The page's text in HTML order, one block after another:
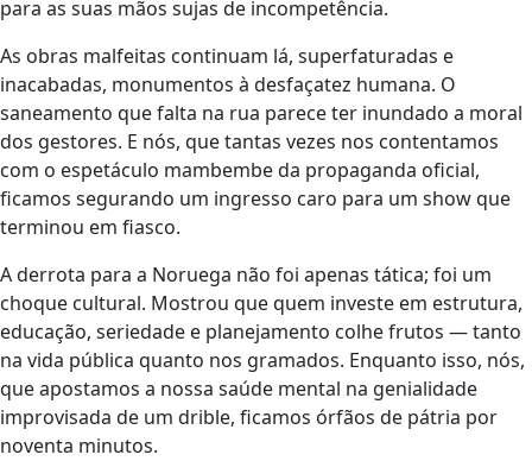
para as suas mãos sujas de incompetência.
As obras malfeitas continuam lá, superfaturadas e
inacabadas, monumentos à desfaçatez humana. O
saneamento que falta na rua parece ter inundado a moral
dos gestores. E nós, que tantas vezes nos contentamos
com o espetáculo mambembe da propaganda oficial,
ficamos segurando um ingresso caro para um show que
terminou em fiasco.
A derrota para a Noruega não foi apenas tática; foi um
choque cultural. Mostrou que quem investe em estrutura,
educação, seriedade e planejamento colhe frutos — tanto
na vida pública quanto nos gramados. Enquanto isso, nós,
que apostamos a nossa saúde mental na genialidade
improvisada de um drible, ficamos órfãos de pátria por
noventa minutos.